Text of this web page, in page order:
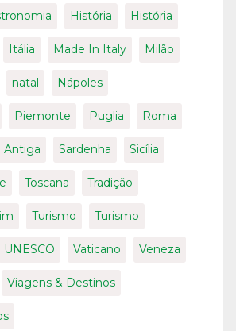
História História
Itália Made In Italy Milão
natal Nápoles
Piemonte Puglia Roma
Antiga Sardenha Sicília
Toscana Tradição
Turismo Turismo
UNESCO Vaticano Veneza
Viagens & Destinos